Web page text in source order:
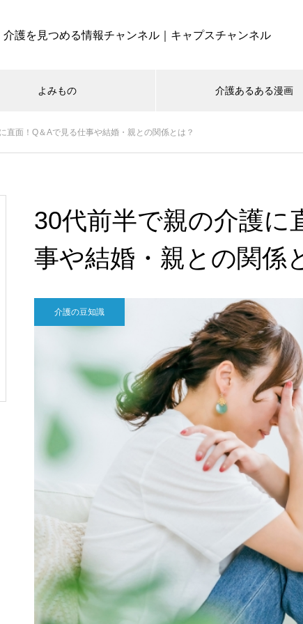
介護を見つめる情報チャンネル｜キャプスチャンネル
よみもの 介護あるある漫画
直面！Q＆Aで見る仕事や結婚・親との関係とは？
30代前半で親の介護に
事や結婚・親との関係
介護の豆知識